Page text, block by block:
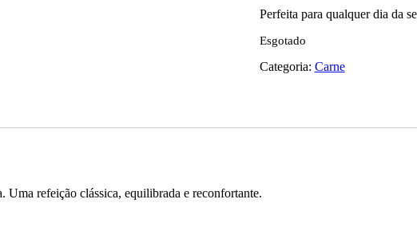
Perfeita para qualquer dia da
Esgotado
Categoria: Carne
Uma refeição clássica, equilibrada e reconfortante.